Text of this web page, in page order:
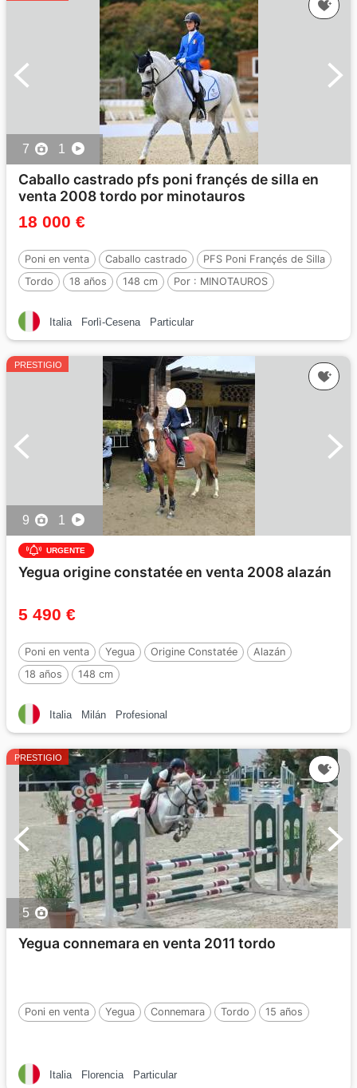
7 1
Caballo castrado pfs poni françés de silla en
venta 2008 tordo por minotauros
18 000 €
Poni en venta Caballo castrado
PFS Poni Françés de Silla
Tordo
18 años 148 cm Por : MINOTAUROS
Italia Forlì-Cesena Particular
PRESTIGIO
9 1
URGENTE
Yegua origine constatée en venta 2008 alazán
5 490 €
Poni en venta Yegua Origine Constatée
Alazán
18 años
148 cm
Italia Milán Profesional
PRESTIGIO
5
Yegua connemara en venta 2011 tordo
Poni en venta Yegua Connemara Tordo 15 años
Italia Florencia Particular